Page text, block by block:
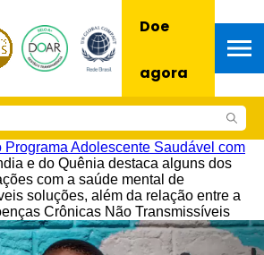
Doe
agora
Programa Adolescente Saudável com
e do Quênia destaca alguns dos
com a saúde mental de
soluções, além da relação entre a
Crônicas Não Transmissíveis